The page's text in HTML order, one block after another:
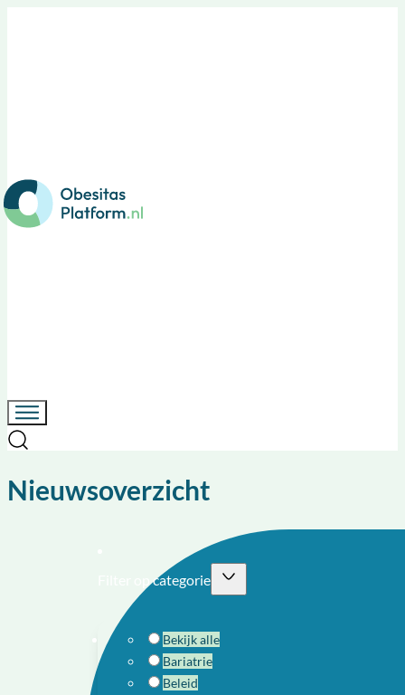
Nieuwsoverzicht
Filter op categorie
Bekijk alle
Bariatrie
Beleid